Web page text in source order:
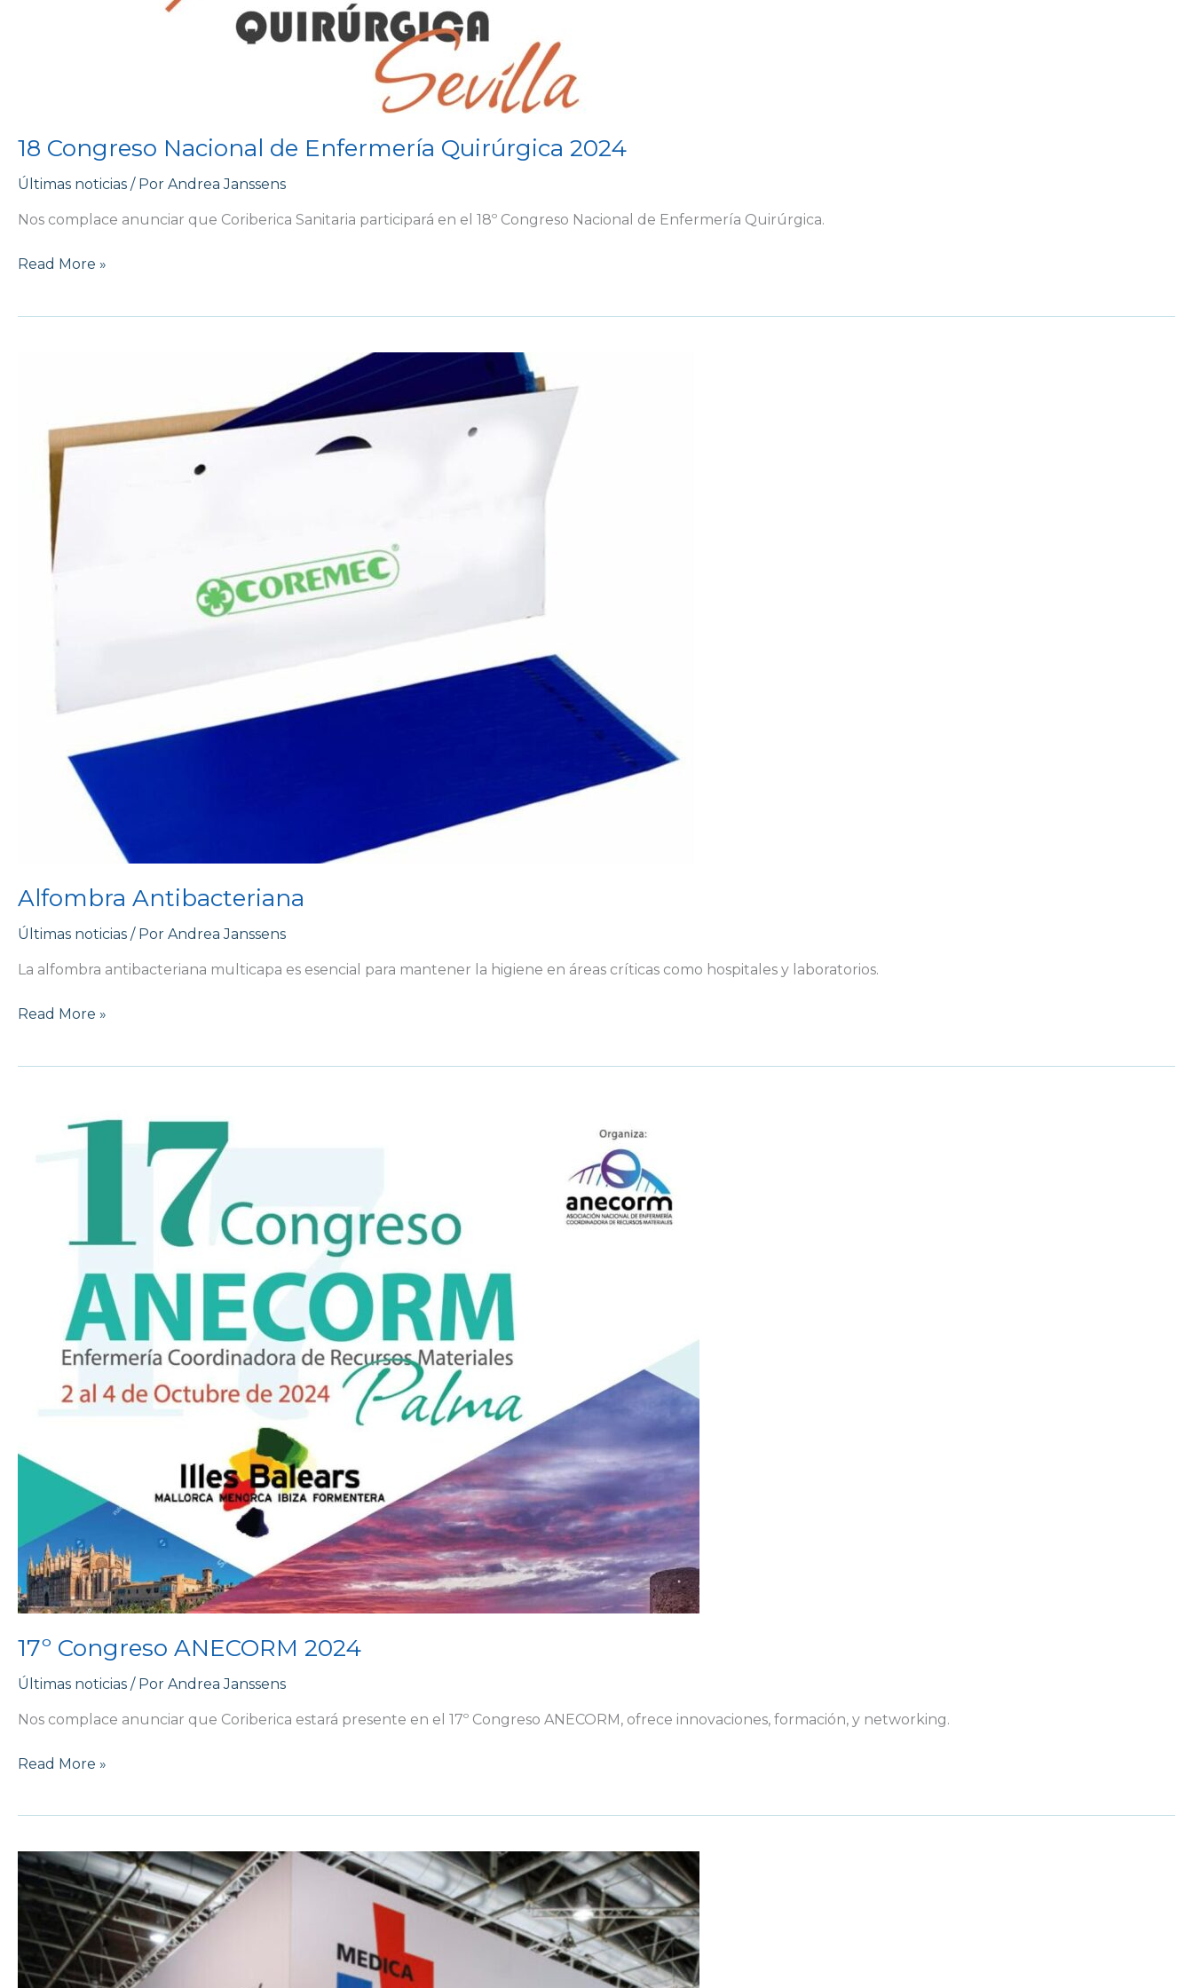
18 Congreso Nacional de Enfermería Quirúrgica 2024
Últimas noticias / Por Andrea Janssens
Nos complace anunciar que Coriberica Sanitaria participará en el 18º Congreso Nacional de Enfermería Quirúrgica.
Read More »
Alfombra Antibacteriana
Últimas noticias / Por Andrea Janssens
La alfombra antibacteriana multicapa es esencial para mantener la higiene en áreas críticas como hospitales y laboratorios.
Read More »
17º Congreso ANECORM 2024
Últimas noticias / Por Andrea Janssens
Nos complace anunciar que Coriberica estará presente en el 17º Congreso ANECORM, ofrece innovaciones, formación, y networking.
Congreso
Read More »
MEDICA
2024
Düsseldorf:
¡ven
a